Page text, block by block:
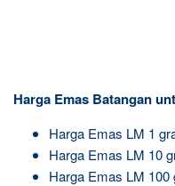
Harga Emas Batangan
Harga Emas LM 1
Harga Emas LM 10
Harga Emas LM 100